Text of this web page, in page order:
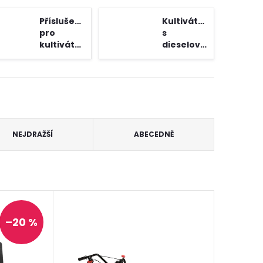
Příslušenství
pro
kultivátory
Hahn &
Kultivátory
s
dieselovým
motorem
NEJDRAŽŠÍ ABECEDNĚ
–20 %